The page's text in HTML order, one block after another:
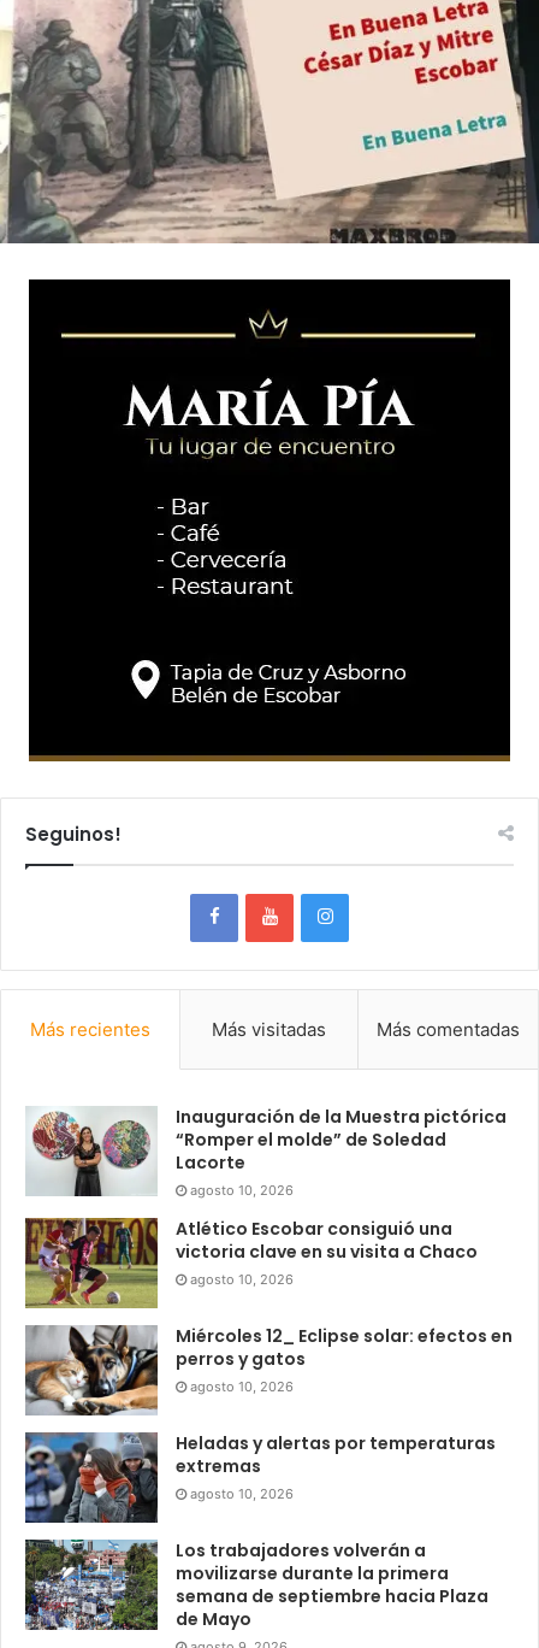
Seguinos!
Más recientes Más visitadas Más comentadas
Inauguración de la Muestra pictórica
“Romper el molde” de Soledad
Lacorte
agosto 10, 2026
Atlético Escobar consiguió una
victoria clave en su visita a Chaco
agosto 10, 2026
Miércoles 12_ Eclipse solar: efectos en
perros y gatos
agosto 10, 2026
Heladas y alertas por temperaturas
extremas
agosto 10, 2026
Los trabajadores volverán a
movilizarse durante la primera
semana de septiembre hacia Plaza
de Mayo